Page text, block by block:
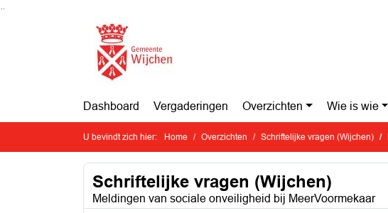
Ga naar de inhoud van deze pagina
Dashboard Vergaderingen Overzichten Wie is wie
U bevindt zich hier: Home Overzichten Schriftelijke vragen (Wijchen)
Schriftelijke vragen (Wijchen)
Meldingen van sociale onveiligheid bij MeerVoormekaar